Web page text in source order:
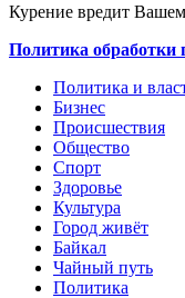
Курение вредит
Политика обработки
Политика и
Бизнес
Происшествия
Общество
Cпорт
Здоровье
Культура
Город живёт
Байкал
Чайный путь
Политика